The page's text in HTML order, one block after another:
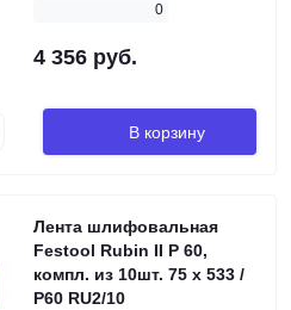
0
4 356 руб.
В корзину
Лента шлифовальная
Festool Rubin II P 60,
компл. из 10шт. 75 x 533 /
P60 RU2/10